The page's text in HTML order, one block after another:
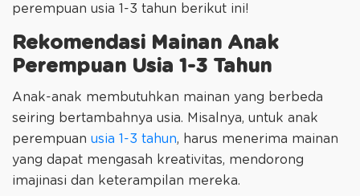
perempuan usia 1-3 tahun berikut ini!
Rekomendasi Mainan Anak
Perempuan Usia 1-3 Tahun
Anak-anak membutuhkan mainan yang berbeda
seiring bertambahnya usia. Misalnya, untuk anak
perempuan usia 1-3 tahun, harus menerima mainan
yang dapat mengasah kreativitas, mendorong
imajinasi dan keterampilan mereka.